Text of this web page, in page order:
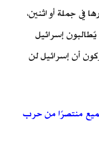
في جملة أو اثنين،
يٌطالبون إسرائيل
أن إسرائيل لن
منتصرًا من حرب